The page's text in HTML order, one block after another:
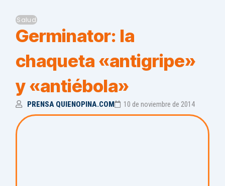
Salud
Germinator: la
chaqueta «antigripe»
y «antiébola»
PRENSA QUIENOPINA.COM 10 de noviembre de 2014